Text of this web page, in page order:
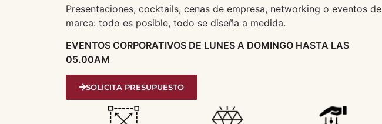
Presentaciones, cocktails, cenas de empresa, networking o eventos de
marca: todo es posible, todo se diseña a medida.
EVENTOS CORPORATIVOS DE LUNES A DOMINGO HASTA LAS
05.00AM
SOLICITA PRESUPUESTO